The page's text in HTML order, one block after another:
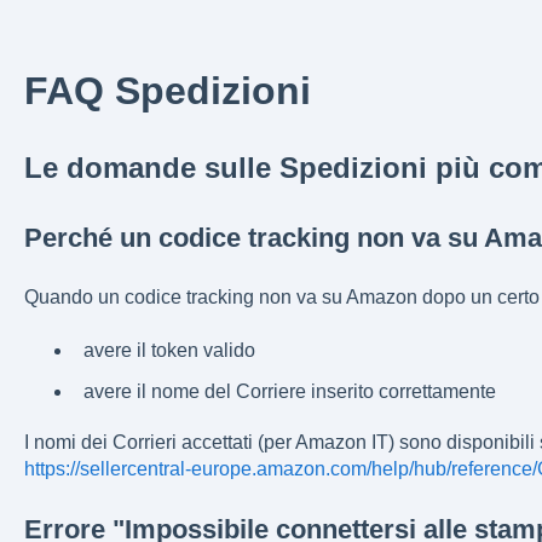
FAQ Spedizioni
Le domande sulle Spedizioni più
Perché un codice tracking non va su
Quando un codice tracking non va su Amazon dopo un
avere il token valido
avere il nome del Corriere inserito correttamente
I nomi dei Corrieri accettati (per Amazon IT) sono
https://sellercentral-europe.amazon.com/help/hub/
Errore "Impossibile connettersi alle